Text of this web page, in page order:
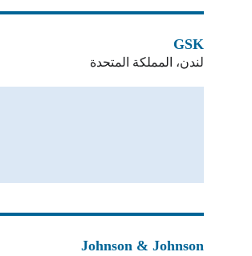
GSK
لندن، المملكة المتحدة
Johnson & Johnson